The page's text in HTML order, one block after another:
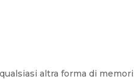
altra forma di